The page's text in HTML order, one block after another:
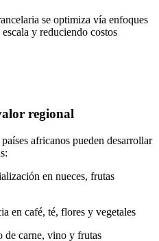
se optimiza vía enfoques
y reduciendo costos
regional
africanos pueden desarrollar
en nueces, frutas
en café, té, flores y vegetales
de carne, vino y frutas